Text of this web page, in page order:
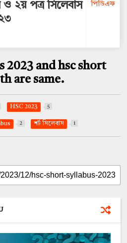
২য় পত্র সিলেবাস
পিডিএফ
2023 and hsc short
are same.
HSC 2023 5
2 শর্ট সিলেবাস 1